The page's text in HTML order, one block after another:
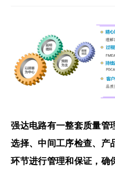
强达电路有一整套质量管
选择、中间工序检查、产
环节进行管理和保证，确